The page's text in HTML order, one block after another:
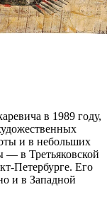
в 1989 году,
и в небольших
— в Третьяковской
Петербурге. Его
и в Западной